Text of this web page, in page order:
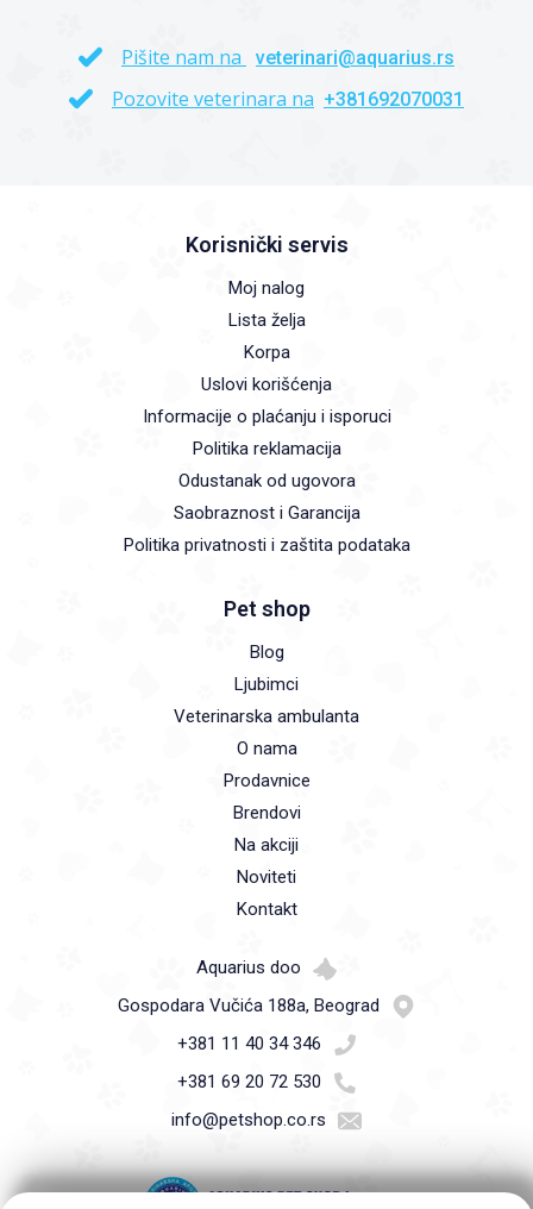
Pišite nam na veterinari@aquarius.rs
Pozovite veterinara na +381692070031
Korisnički servis
Moj nalog
Lista želja
Korpa
Uslovi korišćenja
Informacije o plaćanju i isporuci
Politika reklamacija
Odustanak od ugovora
Saobraznost i Garancija
Politika privatnosti i zaštita podataka
Pet shop
Blog
Ljubimci
Veterinarska ambulanta
O nama
Prodavnice
Brendovi
Na akciji
Noviteti
Kontakt
Aquarius doo
Gospodara Vučića 188a, Beograd
+381 11 40 34 346
+381 69 20 72 530
info@petshop.co.rs